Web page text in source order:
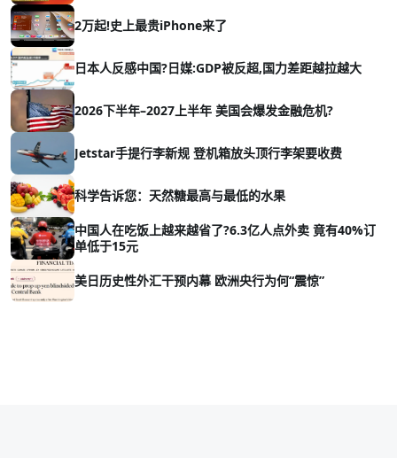
2万起!史上最贵iPhone来了
日本人反感中国?日媒:GDP被反超,国力差距越拉越大
2026下半年–2027上半年 美国会爆发金融危机?
Jetstar手提行李新规 登机箱放头顶行李架要收费
科学告诉您：天然糖最高与最低的水果
中国人在吃饭上越来越省了?6.3亿人点外卖 竟有40%订
单低于15元
美日历史性外汇干预内幕 欧洲央行为何“震惊”